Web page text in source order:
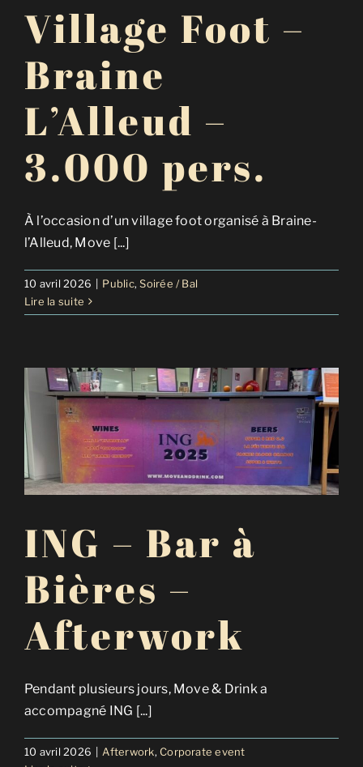
Village Foot –
Braine
L’Alleud –
3.000 pers.
À l’occasion d’un village foot organisé à Braine-
l’Alleud, Move [...]
10 avril 2026 Public,Soirée / Bal
Lire la suite
ING – Bar à
Bières –
Afterwork
Pendant plusieurs jours, Move & Drink a
accompagné ING [...]
10 avril 2026 Afterwork,Corporate event